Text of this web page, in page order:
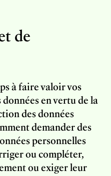
de
à faire valoir vos
en vertu de la
des données
demander des
personnelles
ou compléter,
ou exiger leur